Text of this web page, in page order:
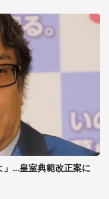
...皇室典範改正案に